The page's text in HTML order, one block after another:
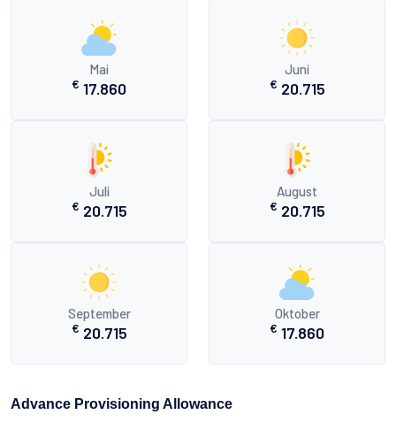
Mai
€ 17.860
Juni
€ 20.715
Juli
€ 20.715
August
€ 20.715
September
€ 20.715
Oktober
€ 17.860
Advance Provisioning Allowance